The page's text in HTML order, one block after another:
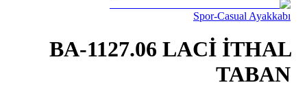
Spor-Casual Ayakkabı
BA-1127.06 LACİ İTHAL
TABAN